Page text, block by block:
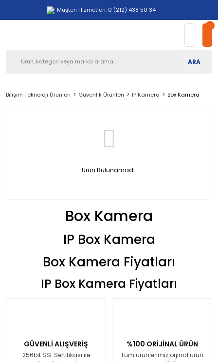
Müşteri Hizmetleri: 0 (212) 438 50 34
ARA
Bilişim Teknoloji Ürünleri Güvenlik Ürünleri IP Kamera Box Kamera
Ürün Bulunamadı.
Box Kamera
IP Box Kamera
Box Kamera Fiyatları
IP Box Kamera Fiyatları
GÜVENLİ ALIŞVERİŞ
256bit SSL Sertifikası ile
%100 ORİJİNAL ÜRÜN
Tüm ürünlerimiz orjinal ürün